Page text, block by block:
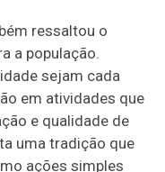
ressaltou o
a população.
sejam cada
em atividades que
e qualidade de
uma tradição que
ações simples